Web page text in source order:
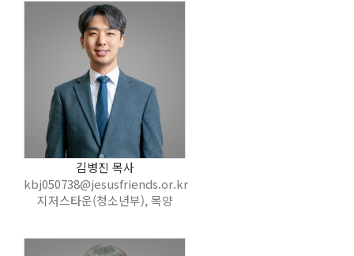
김병진 목사
kbj050738@jesusfriends.or.kr
지저스타운(청소년부), 목양